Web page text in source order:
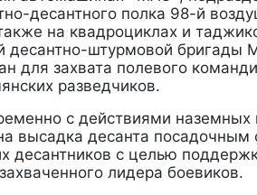
десантного полка 98-й
на квадроциклах и
десантно-штурмовой бригады
для захвата полевого
разведчиков.
с действиями наземных
высадка десанта посадочным
десантников с целью
лидера боевиков.